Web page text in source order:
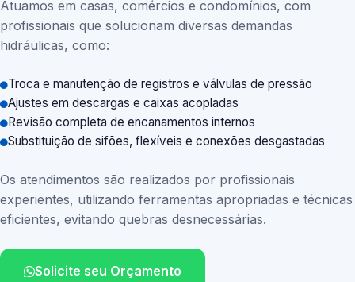
Atuamos em casas, comércios e condomínios, com
profissionais que solucionam diversas demandas
hidráulicas, como:
Troca e manutenção de registros e válvulas de pressão
Ajustes em descargas e caixas acopladas
Revisão completa de encanamentos internos
Substituição de sifões, flexíveis e conexões desgastadas
Os atendimentos são realizados por profissionais
experientes, utilizando ferramentas apropriadas e técnicas
eficientes, evitando quebras desnecessárias.
Solicite seu Orçamento